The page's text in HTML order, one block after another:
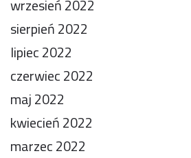
wrzesień 2022
sierpień 2022
lipiec 2022
czerwiec 2022
maj 2022
kwiecień 2022
marzec 2022